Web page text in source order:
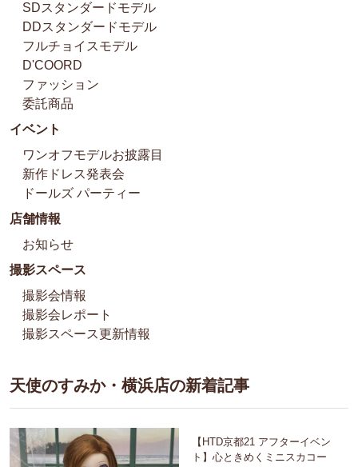
SDスタンダードモデル
DDスタンダードモデル
フルチョイスモデル
D'COORD
ファッション
委託商品
イベント
ワンオフモデルお披露目
新作ドレス発表会
ドールズ パーティー
店舗情報
お知らせ
撮影スペース
撮影会情報
撮影会レポート
撮影スペース更新情報
天使のすみか・横浜店の新着記事
【HTD京都21 アフターイベン
ト】心ときめくミニスカコー